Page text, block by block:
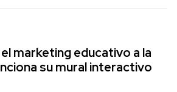
el marketing educativo a la
su mural interactivo